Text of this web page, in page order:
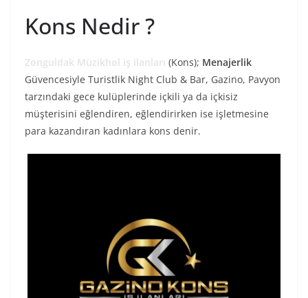
Kons Nedir ?
Zonguldak Müzikhol iş ilanları (Kons); Menajerlik
Güvencesiyle Turistlik Night Club & Bar, Gazino, Pavyon
tarzındaki gece kulüplerinde içkili ya da içkisiz
müşterisini eğlendiren, eğlendirirken ise işletmesine
para kazandıran kadınlara kons denir.